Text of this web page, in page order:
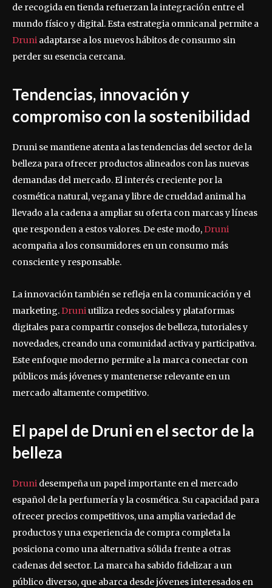
de recogida en tienda refuerzan la integración entre el
mundo físico y digital. Esta estrategia omnicanal permite a
Druni adaptarse a los nuevos hábitos de consumo sin
perder su esencia cercana.
Tendencias, innovación y
compromiso con la sostenibilidad
Druni se mantiene atenta a las tendencias del sector de la
belleza para ofrecer productos alineados con las nuevas
demandas del mercado. El interés creciente por la
cosmética natural, vegana y libre de crueldad animal ha
llevado a la cadena a ampliar su oferta con marcas y líneas
que responden a estos valores. De este modo,Druni
acompaña a los consumidores en un consumo más
consciente y responsable.
La innovación también se refleja en la comunicación y el
marketing.Druniutiliza redes sociales y plataformas
digitales para compartir consejos de belleza, tutoriales y
novedades, creando una comunidad activa y participativa.
Este enfoque moderno permite a la marca conectar con
públicos más jóvenes y mantenerse relevante en un
mercado altamente competitivo.
El papel de Druni en el sector de la
belleza
Druni desempeña un papel importante en el mercado
español de la perfumería y la cosmética. Su capacidad para
ofrecer precios competitivos, una amplia variedad de
productos y una experiencia de compra completa la
posiciona como una alternativa sólida frente a otras
cadenas del sector. La marca ha sabido fidelizar a un
público diverso, que abarca desde jóvenes interesados en